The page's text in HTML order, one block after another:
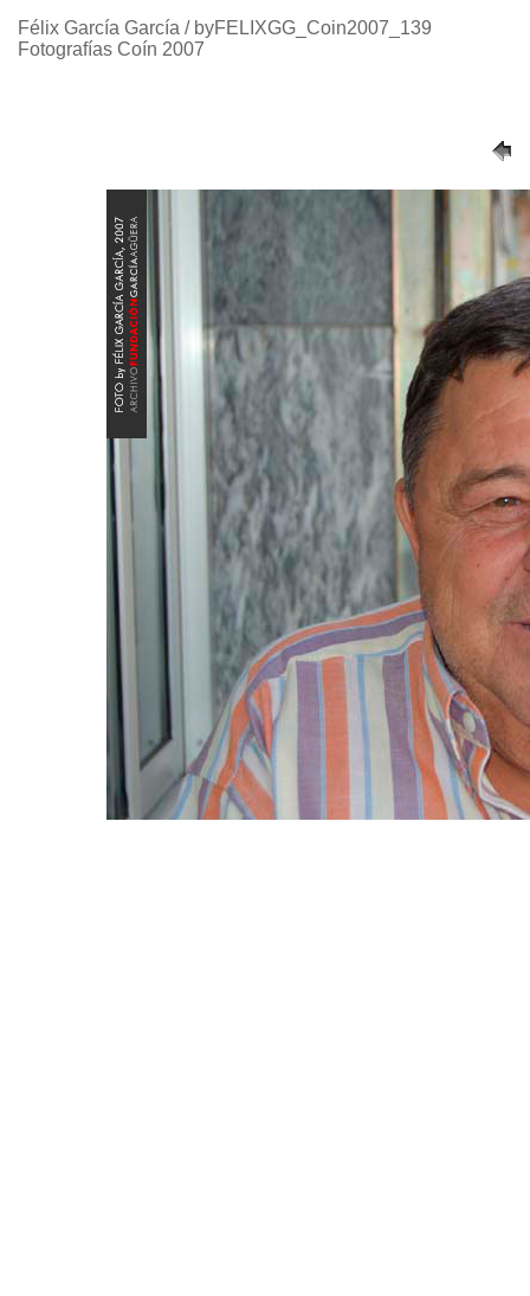
Félix García García / byFELIXGG_Coin2007_139
Fotografías Coín 2007